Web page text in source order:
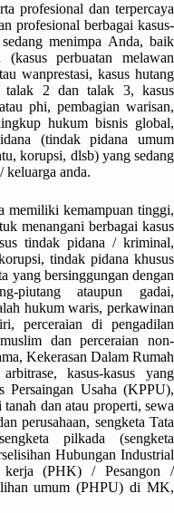
profesional dan terpercaya
profesional berbagai kasus-
menimpa Anda, baik
perbuatan melawan
wanprestasi, kasus hutang
talak 2 dan talak 3, kasus
phi, pembagian warisan,
hukum bisnis global,
(tindak pidana umum
korupsi, dlsb) yang sedang
keluarga anda.
memiliki kemampuan tinggi,
menangani berbagai kasus
tindak pidana / kriminal,
tindak pidana khusus
yang bersinggungan dengan
piutang ataupun gadai,
hukum waris, perkawinan
perceraian di pengadilan
dan perceraian non-
Kekerasan Dalam Rumah
kasus-kasus yang
Persaingan Usaha (KPPU),
dan atau properti, sewa
perusahaan, sengketa Tata
pilkada (sengketa
Hubungan Industrial
kerja (PHK) / Pesangon /
umum (PHPU) di MK,